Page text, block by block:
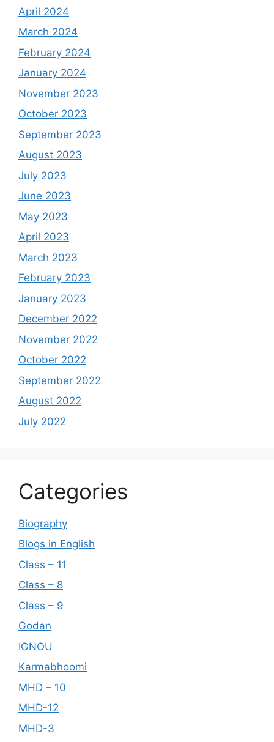
April 2024
March 2024
February 2024
January 2024
November 2023
October 2023
September 2023
August 2023
July 2023
June 2023
May 2023
April 2023
March 2023
February 2023
January 2023
December 2022
November 2022
October 2022
September 2022
August 2022
July 2022
Categories
Biography
Blogs in English
Class – 11
Class – 8
Class – 9
Godan
IGNOU
Karmabhoomi
MHD – 10
MHD-12
MHD-3